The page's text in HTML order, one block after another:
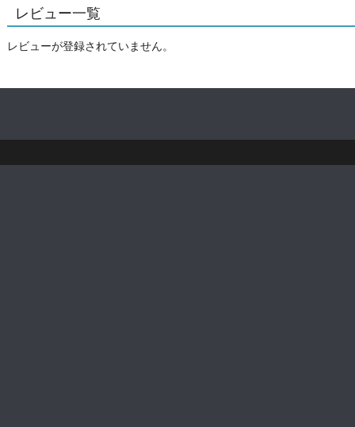
レビュー一覧
レビューが登録されていません。